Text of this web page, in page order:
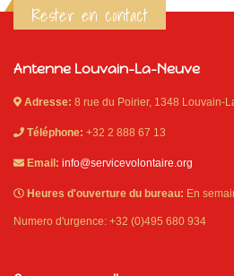
Rester en contact
Antenne Louvain-La-Neuve
Adresse: 8 rue du Poirier, 1348 Louvain-
Téléphone: +32 2 888 67 13
Email: info@servicevolontaire.org
Heures d'ouverture du bureau: En
Numero d'urgence: +32 (0)495 680 934